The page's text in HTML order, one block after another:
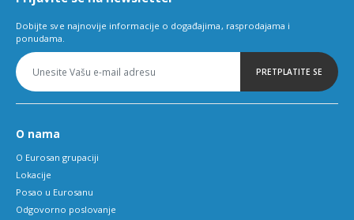
Dobijte sve najnovije informacije o događajima, rasprodajama i
ponudama.
PRETPLATITE SE
O nama
O Eurosan grupaciji
Lokacije
Posao u Eurosanu
Odgovorno poslovanje